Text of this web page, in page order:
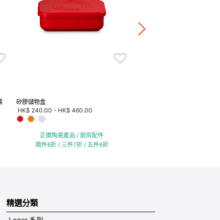
矽膠儲物盒
HK$ 240.00 - HK$ 460.00
正價陶瓷產品 / 廚房配件
兩件8折 / 三件7折 / 五件6折
精選分類